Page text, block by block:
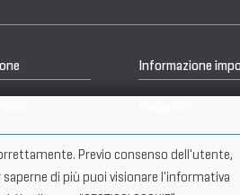
Informazione
Previo consenso dell'utente,
di più puoi visionare l'informativa